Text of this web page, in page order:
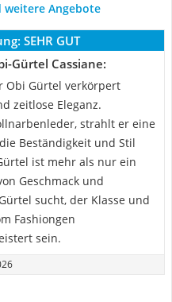
weitere Angebote
SEHR GUT
Gürtel Cassiane:
Obi Gürtel verkörpert
zeitlose Eleganz.
strahlt er eine
Beständigkeit und Stil
ist mehr als nur ein
Geschmack und
sucht, der Klasse und
Fashiongen
sein.